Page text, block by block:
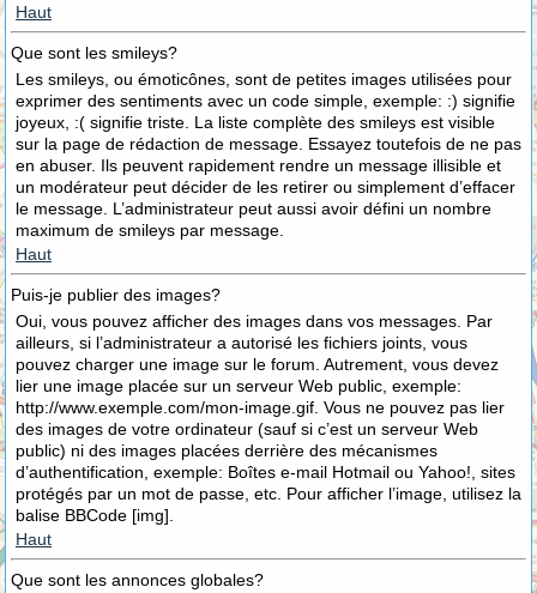
Haut
Que sont les smileys?
Les smileys, ou émoticônes, sont de petites images utilisées pour
exprimer des sentiments avec un code simple, exemple: :) signifie
joyeux, :( signifie triste. La liste complète des smileys est visible
sur la page de rédaction de message. Essayez toutefois de ne pas
en abuser. Ils peuvent rapidement rendre un message illisible et
un modérateur peut décider de les retirer ou simplement d’effacer
le message. L’administrateur peut aussi avoir défini un nombre
maximum de smileys par message.
Haut
Puis-je publier des images?
Oui, vous pouvez afficher des images dans vos messages. Par
ailleurs, si l’administrateur a autorisé les fichiers joints, vous
pouvez charger une image sur le forum. Autrement, vous devez
lier une image placée sur un serveur Web public, exemple:
http://www.exemple.com/mon-image.gif. Vous ne pouvez pas lier
des images de votre ordinateur (sauf si c’est un serveur Web
public) ni des images placées derrière des mécanismes
d’authentification, exemple: Boîtes e-mail Hotmail ou Yahoo!, sites
protégés par un mot de passe, etc. Pour afficher l’image, utilisez la
balise BBCode [img].
Haut
Que sont les annonces globales?